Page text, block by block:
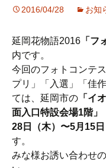
2016/04/28 お知
延岡花物語2016 「フ
内です。
今回のフォトコンテ
プリ」「入選」「佳
ては、延岡市の 「イ
面入口特設会場1階」
28日（木）〜5月15日
す。
みな様お誘い合わせ